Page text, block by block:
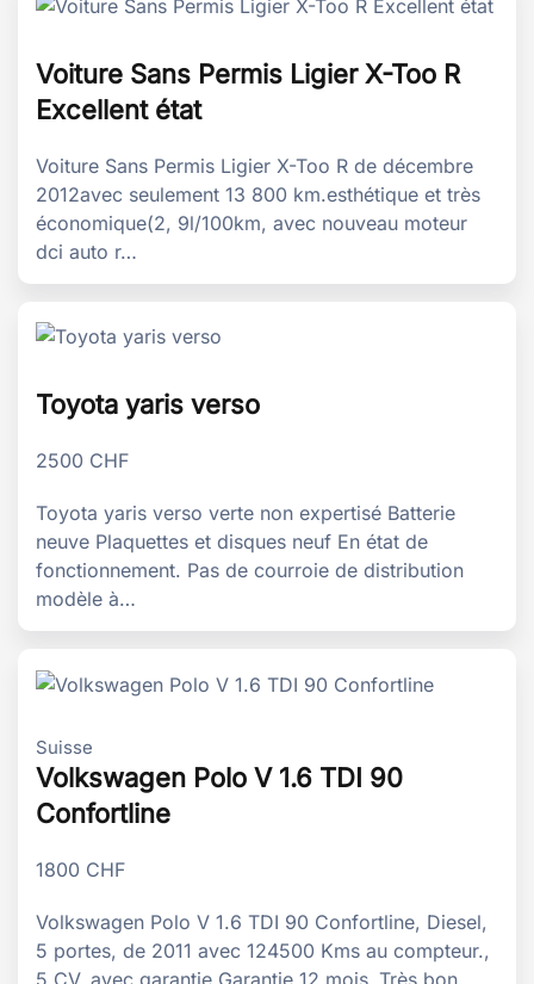
Voiture Sans Permis Ligier X-Too R
Excellent état
Voiture Sans Permis Ligier X-Too R de décembre
2012avec seulement 13 800 km.esthétique et très
économique(2, 9l/100km, avec nouveau moteur
dci auto r…
Toyota yaris verso
2500 CHF
Toyota yaris verso verte non expertisé Batterie
neuve Plaquettes et disques neuf En état de
fonctionnement. Pas de courroie de distribution
modèle à…
Suisse
Volkswagen Polo V 1.6 TDI 90
Confortline
1800 CHF
Volkswagen Polo V 1.6 TDI 90 Confortline, Diesel,
5 portes, de 2011 avec 124500 Kms au compteur.,
5 CV, avec garantie Garantie 12 mois .Très bon